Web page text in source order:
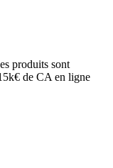
produits sont
de CA en ligne